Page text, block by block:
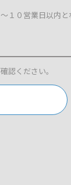
１０営業日以内と
認ください。